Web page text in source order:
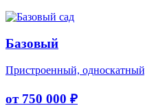
Базовый
Пристроенный,
от 750 000 ₽